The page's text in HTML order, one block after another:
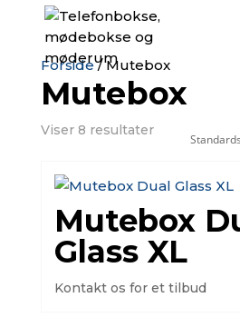
Forside/ Mutebox
Mutebox
Viser 8 resultater
Mutebox
Glass XL
Kontakt os for et tilbud